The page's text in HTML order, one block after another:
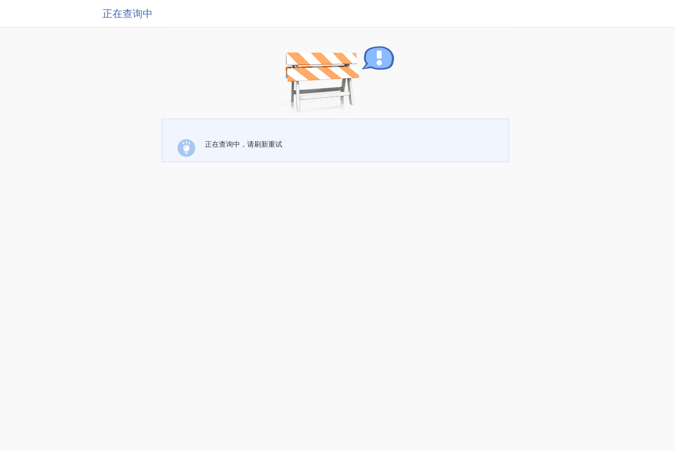
正在查询中
正在查询中，请刷新重试